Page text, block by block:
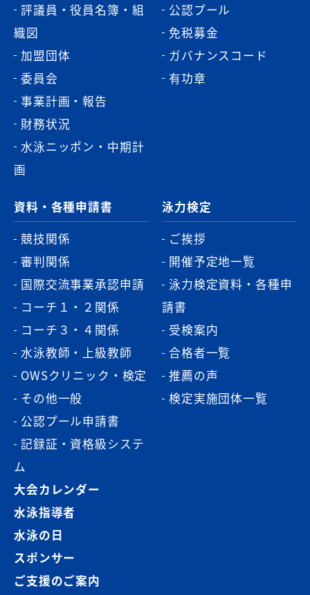
評議員・役員名簿・組
織図
加盟団体
委員会
事業計画・報告
財務状況
水泳ニッポン・中期計
画
公認プール
免税募金
ガバナンスコード
有功章
資料・各種申請書
競技関係
審判関係
国際交流事業承認申請
コーチ１・２関係
コーチ３・４関係
水泳教師・上級教師
OWSクリニック・検定
その他一般
公認プール申請書
記録証・資格級システ
ム
泳力検定
ご挨拶
開催予定地一覧
泳力検定資料・各種申
請書
受検案内
合格者一覧
推薦の声
検定実施団体一覧
大会カレンダー
水泳指導者
水泳の日
スポンサー
ご支援のご案内